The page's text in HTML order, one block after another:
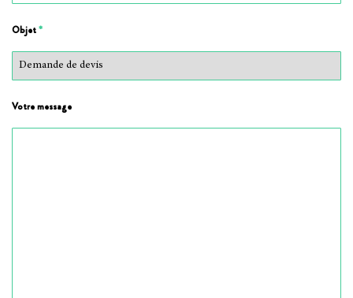
Objet*
Votre message